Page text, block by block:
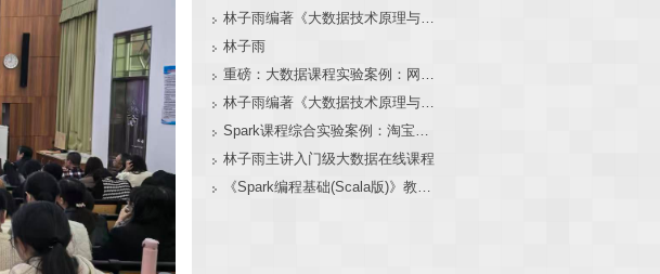
林子雨编著《大数据技术原理与应用》教材配套大数据软件安装和编程实践指南
林子雨
重磅：大数据课程实验案例：网站用户行为分析（免费共享）
林子雨编著《大数据技术原理与应用（第3版）》教材配套大数据软件安装和编程实践指南
Spark课程综合实验案例：淘宝双11数据分析与预测
林子雨主讲入门级大数据在线课程
《Spark编程基础(Scala版)》教材官网